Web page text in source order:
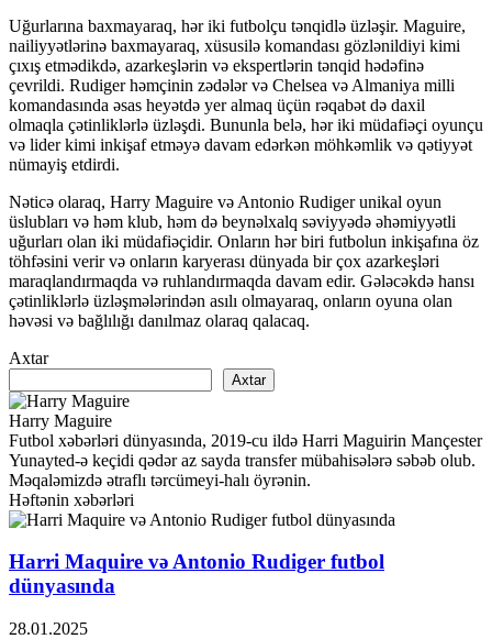
Uğurlarına baxmayaraq, hər iki futbolçu tənqidlə üzləşir. Maguire,
nailiyyətlərinə baxmayaraq, xüsusilə komandası gözlənildiyi kimi
çıxış etmədikdə, azarkeşlərin və ekspertlərin tənqid hədəfinə
çevrildi. Rudiger həmçinin zədələr və Chelsea və Almaniya milli
komandasında əsas heyətdə yer almaq üçün rəqabət də daxil
olmaqla çətinliklərlə üzləşdi. Bununla belə, hər iki müdafiəçi oyunçu
və lider kimi inkişaf etməyə davam edərkən möhkəmlik və qətiyyət
nümayiş etdirdi.
Nəticə olaraq, Harry Maguire və Antonio Rudiger unikal oyun
üslubları və həm klub, həm də beynəlxalq səviyyədə əhəmiyyətli
uğurları olan iki müdafiəçidir. Onların hər biri futbolun inkişafına öz
töhfəsini verir və onların karyerası dünyada bir çox azarkeşləri
maraqlandırmaqda və ruhlandırmaqda davam edir. Gələcəkdə hansı
çətinliklərlə üzləşmələrindən asılı olmayaraq, onların oyuna olan
həvəsi və bağlılığı danılmaz olaraq qalacaq.
Axtar
Axtar
Harry Maguire
Futbol xəbərləri dünyasında, 2019-cu ildə Harri Maguirin Mançester
Yunayted-ə keçidi qədər az sayda transfer mübahisələrə səbəb olub.
Məqaləmizdə ətraflı tərcümeyi-halı öyrənin.
Həftənin xəbərləri
Harri Maquire və Antonio Rudiger futbol
dünyasında
28.01.2025